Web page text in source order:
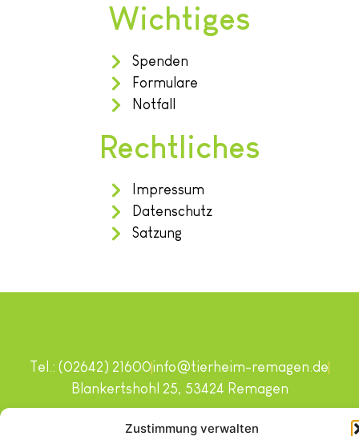
Zustimmung verwalten
Wichtiges
Spenden
Formulare
Notfall
Rechtliches
Impressum
Datenschutz
Satzung
Copyright © 2024. Alle Rechte vorbehalten.
Tel.: (02642) 21600info@tierheim-remagen.de
Blankertshohl 25, 53424 Remagen